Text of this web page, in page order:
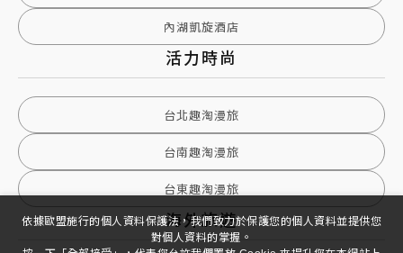
內湖凱旋酒店
活力時尚
台北趣淘漫旅
台南趣淘漫旅
台東趣淘漫旅
海外旅遊
依據歐盟施行的個人資料保護法，我們致力於保護您的個人資料並提供您
對個人資料的掌握。